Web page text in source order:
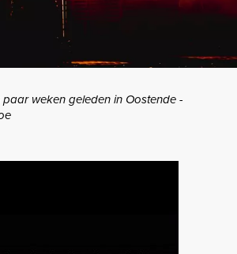
paar weken geleden in Oostende -